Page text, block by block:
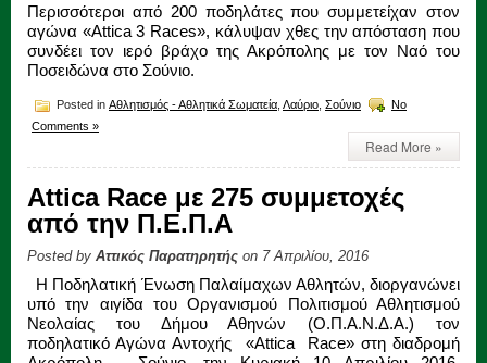
Περισσότεροι από 200 ποδηλάτες που συμμετείχαν στον
αγώνα «Attica 3 Races», κάλυψαν χθες την απόσταση που
συνδέει τον ιερό βράχο της Ακρόπολης με τον Ναό του
Ποσειδώνα στο Σούνιο.
Posted in Αθλητισμός - Αθλητικά Σωματεία Λαύριο Σούνιο
No
Comments »
Read More »
Attica Race με 275 συμμετοχές
από την Π.Ε.Π.Α
Posted by Αττικός Παρατηρητής on 7 Απριλίου, 2016
Η Ποδηλατική Ένωση Παλαίμαχων Αθλητών, διοργανώνει
υπό την αιγίδα του Οργανισμού Πολιτισμού Αθλητισμού
Νεολαίας του Δήμου Αθηνών (Ο.Π.Α.Ν.Δ.Α.) τον
ποδηλατικό Αγώνα Αντοχής «Attica Race» στη διαδρομή